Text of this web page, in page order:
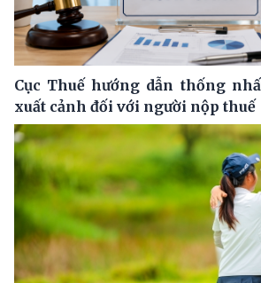
Cục Thuế hướng dẫn thống
xuất cảnh đối với người nộp thuế